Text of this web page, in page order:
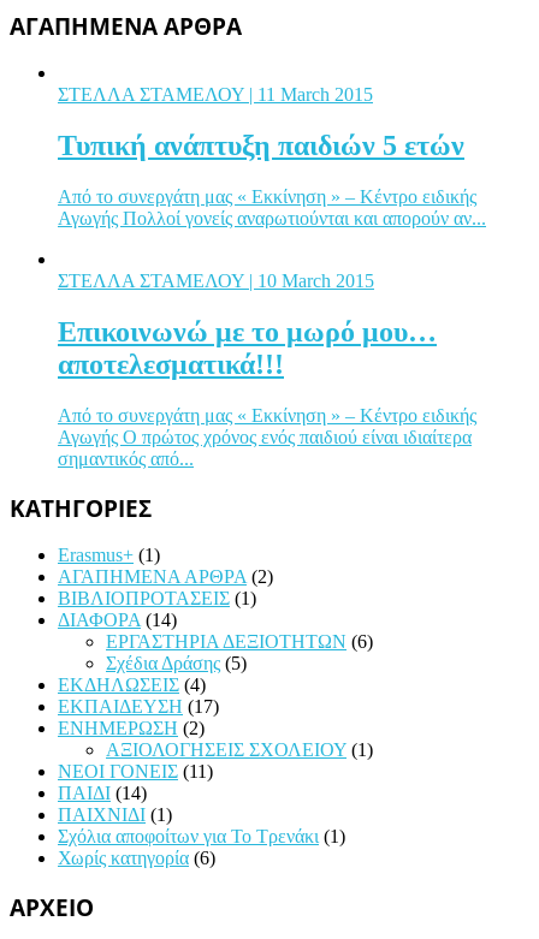
ΑΓΑΠΗΜΕΝΑ ΑΡΘΡΑ
ΣΤΕΛΛΑ ΣΤΑΜΕΛΟΥ | 11 March 2015
Τυπική ανάπτυξη παιδιών 5 ετών
Από το συνεργάτη μας « Εκκίνηση » – Κέντρο ειδικής
Αγωγής Πολλοί γονείς αναρωτιούνται και απορούν αν...
ΣΤΕΛΛΑ ΣΤΑΜΕΛΟΥ | 10 March 2015
Επικοινωνώ με το μωρό μου…
αποτελεσματικά!!!
Από το συνεργάτη μας « Εκκίνηση » – Κέντρο ειδικής
Αγωγής Ο πρώτος χρόνος ενός παιδιού είναι ιδιαίτερα
σημαντικός από...
ΚΑΤΗΓΟΡΙΕΣ
Erasmus+ (1)
ΑΓΑΠΗΜΕΝΑ ΑΡΘΡΑ (2)
ΒΙΒΛΙΟΠΡΟΤΑΣΕΙΣ (1)
ΔΙΑΦΟΡΑ (14)
ΕΡΓΑΣΤΗΡΙΑ ΔΕΞΙΟΤΗΤΩΝ (6)
Σχέδια Δράσης (5)
ΕΚΔΗΛΩΣΕΙΣ (4)
ΕΚΠΑΙΔΕΥΣΗ (17)
ΕΝΗΜΕΡΩΣΗ (2)
ΑΞΙΟΛΟΓΗΣΕΙΣ ΣΧΟΛΕΙΟΥ (1)
ΝΕΟΙ ΓΟΝΕΙΣ (11)
ΠΑΙΔΙ (14)
ΠΑΙΧΝΙΔΙ (1)
Σχόλια αποφοίτων για Το Τρενάκι (1)
Χωρίς κατηγορία (6)
ΑΡΧΕΙΟ